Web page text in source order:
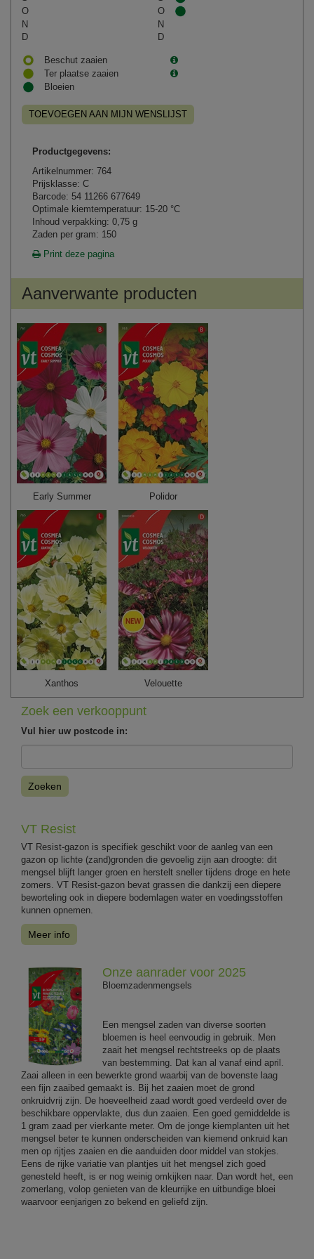
O
O
N
N
D
D
Beschut zaaien
Ter plaatse zaaien
Bloeien
TOEVOEGEN AAN MIJN WENSLIJST
Productgegevens:
Artikelnummer: 764
Prijsklasse: C
Barcode: 54 11266 677649
Optimale kiemtemperatuur: 15-20 °C
Inhoud verpakking: 0,75 g
Zaden per gram: 150
Print deze pagina
Aanverwante producten
Early Summer Polidor
Xanthos Velouette
Zoek een verkooppunt
Vul hier uw postcode in:
Zoeken
VT Resist
VT Resist-gazon is specifiek geschikt voor de aanleg van een
gazon op lichte (zand)gronden die gevoelig zijn aan droogte: dit
mengsel blijft langer groen en herstelt sneller tijdens droge en hete
zomers. VT Resist-gazon bevat grassen die dankzij een diepere
beworteling ook in diepere bodemlagen water en voedingsstoffen
kunnen opnemen.
Meer info
Onze aanrader voor 2025
Bloemzadenmengsels
Een mengsel zaden van diverse soorten
bloemen is heel eenvoudig in gebruik. Men
zaait het mengsel rechtstreeks op de plaats
van bestemming. Dat kan al vanaf eind april.
Zaai alleen in een bewerkte grond waarbij van de bovenste laag
een fijn zaaibed gemaakt is. Bij het zaaien moet de grond
onkruidvrij zijn. De hoeveelheid zaad wordt goed verdeeld over de
beschikbare oppervlakte, dus dun zaaien. Een goed gemiddelde is
1 gram zaad per vierkante meter. Om de jonge kiemplanten uit het
mengsel beter te kunnen onderscheiden van kiemend onkruid kan
men op rijtjes zaaien en die aanduiden door middel van stokjes.
Eens de rijke variatie van plantjes uit het mengsel zich goed
genesteld heeft, is er nog weinig omkijken naar. Dan wordt het, een
zomerlang, volop genieten van de kleurrijke en uitbundige bloei
waarvoor eenjarigen zo bekend en geliefd zijn.